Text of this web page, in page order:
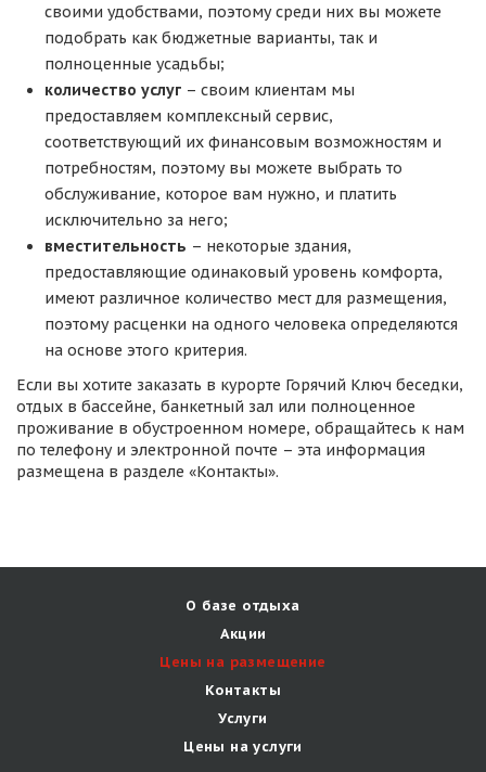
своими удобствами, поэтому среди них вы можете
подобрать как бюджетные варианты, так и
полноценные усадьбы;
количество услуг – своим клиентам мы
предоставляем комплексный сервис,
соответствующий их финансовым возможностям и
потребностям, поэтому вы можете выбрать то
обслуживание, которое вам нужно, и платить
исключительно за него;
вместительность – некоторые здания,
предоставляющие одинаковый уровень комфорта,
имеют различное количество мест для размещения,
поэтому расценки на одного человека определяются
на основе этого критерия.
Если вы хотите заказать в курорте Горячий Ключ беседки,
отдых в бассейне, банкетный зал или полноценное
проживание в обустроенном номере, обращайтесь к нам
по телефону и электронной почте – эта информация
размещена в разделе «Контакты».
О базе отдыха
Акции
Цены на размещение
Контакты
Услуги
Цены на услуги